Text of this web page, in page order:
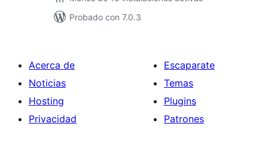
Probado con 7.0.3
Acerca de
Noticias
Hosting
Privacidad
Escaparate
Temas
Plugins
Patrones